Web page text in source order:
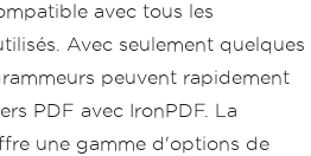
avec tous les
Avec seulement quelques
peuvent rapidement
PDF avec IronPDF. La
une gamme d'options de